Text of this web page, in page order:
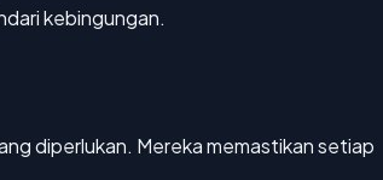
kebingungan.
diperlukan. Mereka memastikan setiap